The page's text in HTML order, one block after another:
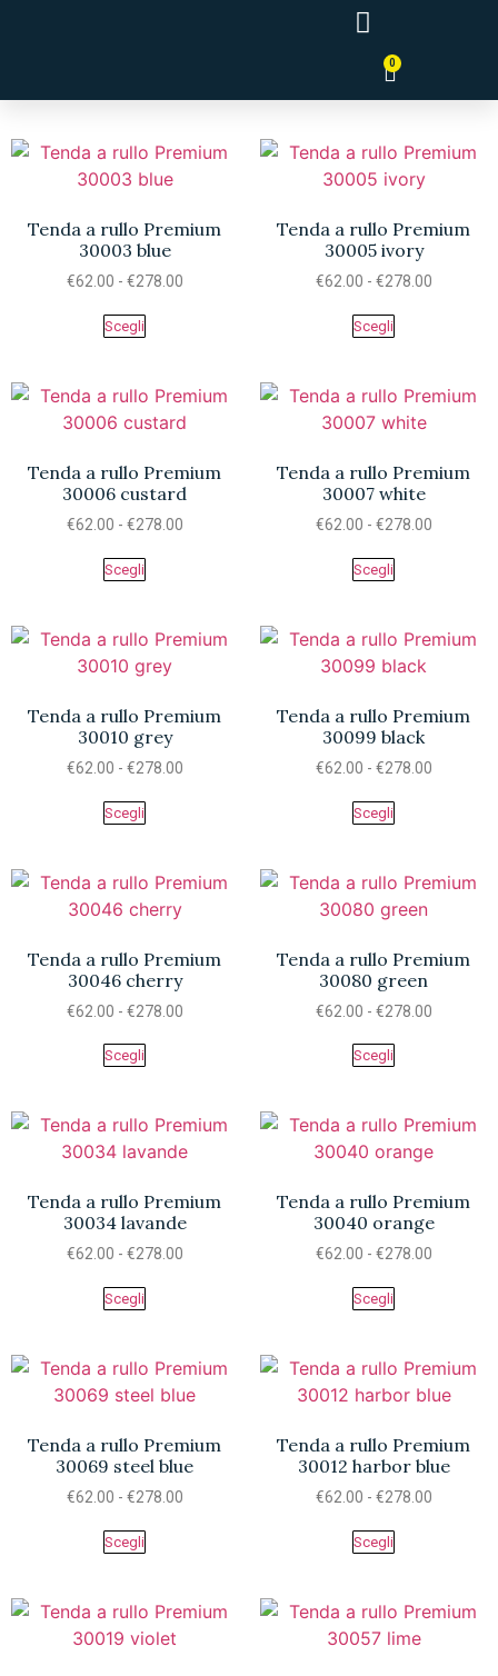
0
Tenda a rullo Premium
30003 blue
€62.00 - €278.00
Scegli
Tenda a rullo Premium
30005 ivory
€62.00 - €278.00
Scegli
Tenda a rullo Premium
30006 custard
€62.00 - €278.00
Scegli
Tenda a rullo Premium
30007 white
€62.00 - €278.00
Scegli
Tenda a rullo Premium
30010 grey
€62.00 - €278.00
Scegli
Tenda a rullo Premium
30099 black
€62.00 - €278.00
Scegli
Tenda a rullo Premium
30046 cherry
€62.00 - €278.00
Scegli
Tenda a rullo Premium
30080 green
€62.00 - €278.00
Scegli
Tenda a rullo Premium
30034 lavande
€62.00 - €278.00
Scegli
Tenda a rullo Premium
30040 orange
€62.00 - €278.00
Scegli
Tenda a rullo Premium
30069 steel blue
€62.00 - €278.00
Scegli
Tenda a rullo Premium
30012 harbor blue
€62.00 - €278.00
Scegli